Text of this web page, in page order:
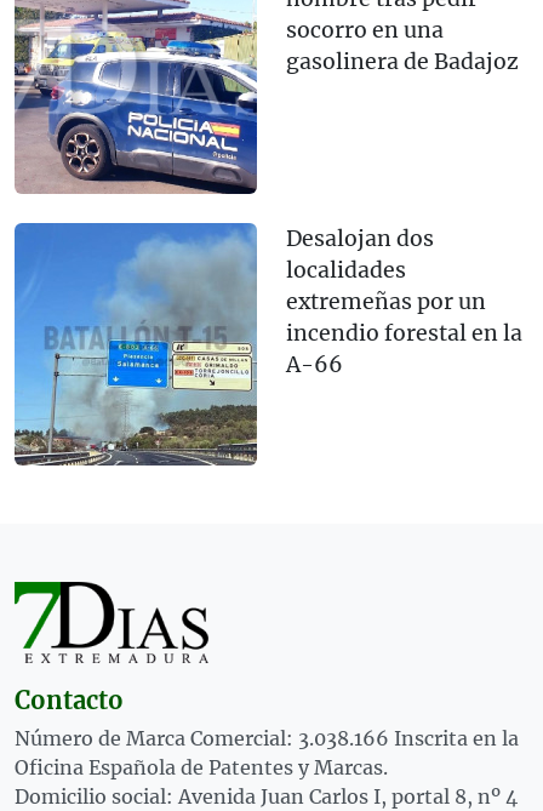
socorro en una
gasolinera de Badajoz
Desalojan dos
localidades
extremeñas por un
incendio forestal en la
A-66
Contacto
Número de Marca Comercial: 3.038.166 Inscrita en la
Oficina Española de Patentes y Marcas.
Domicilio social: Avenida Juan Carlos I, portal 8, nº 4